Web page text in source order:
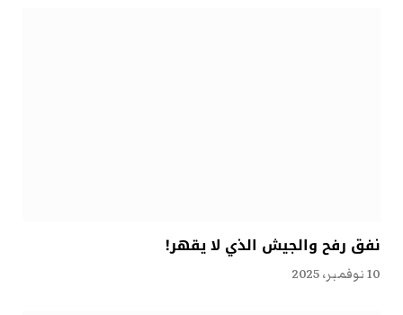
نفق رفح والجيش الذي لا يقهر!
10 نوفمبر، 2025